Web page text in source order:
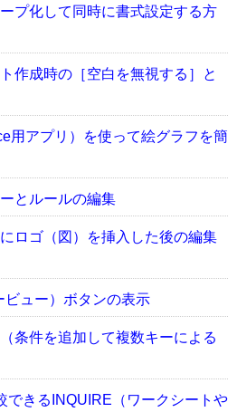
プ化して同時に書式設定する方
作成時の［空白を無視する］と
用アプリ）を使って絵グラフを簡
とルールの編集
ロゴ（図）を挿入した後の編集
ビュー）ボタンの表示
条件を追加して複数キーによる
できるINQUIRE（ワークシートや